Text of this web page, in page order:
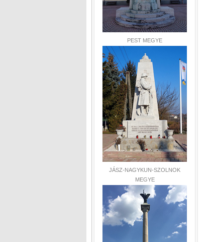
PEST MEGYE
JÁSZ-NAGYKUN-SZOLNOK
MEGYE